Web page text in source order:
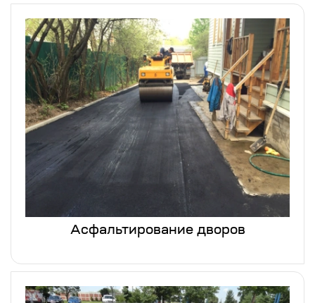
Асфальтирование дворов